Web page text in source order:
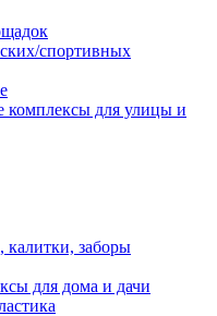
спортивных
комплексы для улицы и
калитки, заборы
для дома и дачи